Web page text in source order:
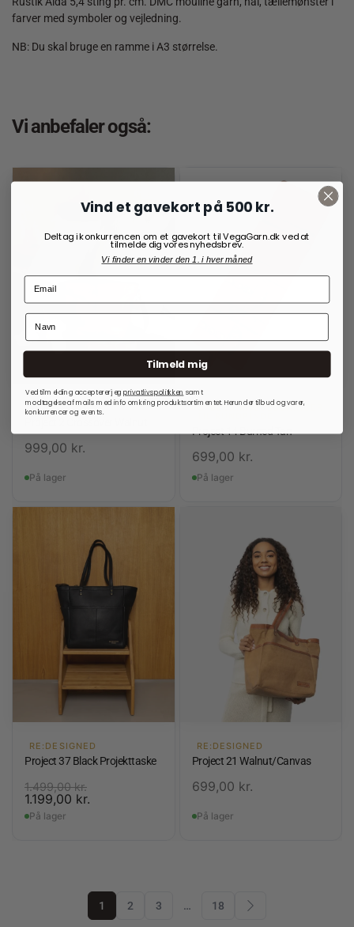
farver med symboler og vejledning.
NB: Du skal bruge en ramme i A3 størrelse.
Vi anbefaler også:
RE:DESIGNED
999,00 kr.
På lager
OPBEVARINGSLØSNINGER
Project 14 Burned Tan
699,00 kr.
På lager
RE:DESIGNED
Project 37 Black Projekttaske
1.499,00kr.
1.199,00 kr.
På lager
RE:DESIGNED
Project 21 Walnut/Canvas
699,00 kr.
På lager
1 2 3 … 18
Vind et gavekort på 500 kr.
Deltag i konkurrencen om et gavekort til VegaGarn.dk ved at
tilmelde dig vores nyhedsbrev.
Vi finder en vinder den 1. i hver måned
Tilmeld mig
Ved tilmelding accepterer jegprivatlivspolitkken samt
modtagelse af mails med info omkring produktsortimentet. Herunder tilbud og varer,
konkurrencer og events.